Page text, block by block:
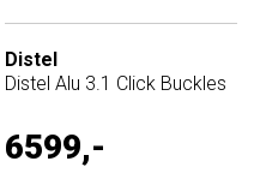
Distel
Distel Alu 3.1 Click Buckles
6599,-